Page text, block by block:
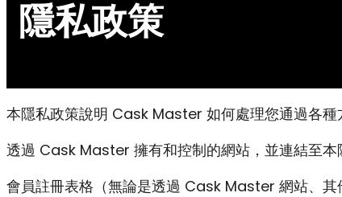
隱私政策
本隱私政策說明 Cask Master 如何處理您通過各種
透過 Cask Master 擁有和控制的網站，並連結至
會員註冊表格（無論是透過 Cask Master 網站、其